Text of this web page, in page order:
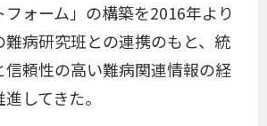
フォーム」の構築を2016年より
難病研究班との連携のもと、統
頼性の高い難病関連情報の経
してきた。